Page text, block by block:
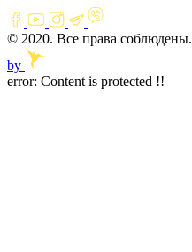
© 2020. Все права соблюдены.
by
error: Content is protected !!